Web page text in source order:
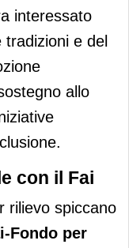
interessato
tradizioni e del
allo
con il Fai
rilievo spiccano
Fondo per